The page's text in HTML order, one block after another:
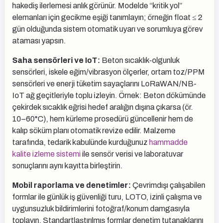
hakediş ilerlemesi anlık görünür. Modelde “kritik yol”
elemanları için gecikme eşiği tanımlayın; örneğin float ≤ 2
gün olduğunda sistem otomatik uyarı ve sorumluya görev
ataması yapsın.
Saha sensörleri ve IoT: Beton sıcaklık-olgunluk
sensörleri, iskele eğim/vibrasyon ölçerler, ortam toz/PPM
sensörleri ve enerji tüketim sayaçlarını LoRaWAN/NB-
IoT ağ geçitleriyle toplu izleyin. Örnek: Beton dökümünde
çekirdek sıcaklık eğrisi hedef aralığın dışına çıkarsa (ör.
10–60°C), hem kürleme prosedürü güncellenir hem de
kalıp söküm planı otomatik revize edilir. Malzeme
tarafında, tedarik kabulünde kurduğunuz hammadde
kalite izleme sistemiile sensör verisi ve laboratuvar
sonuçlarını aynı kayıtta birleştirin.
Mobil raporlama ve denetimler: Çevrimdışı çalışabilen
formlar ile günlük iş güvenliği turu, LOTO, izinli çalışma ve
uygunsuzluk bildirimlerini fotoğraf/konum damgasıyla
toplayın. Standartlaştırılmış formlar denetim tutanaklarını